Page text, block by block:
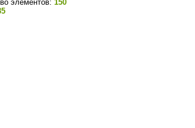
элементов: 150